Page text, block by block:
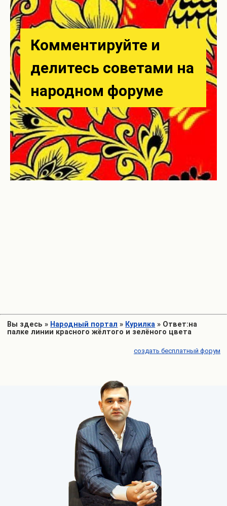
Вы здесь » Народный портал » Курилка » Ответ:на
палке линии красного жёлтого и зелёного цвета
создать бесплатный форум